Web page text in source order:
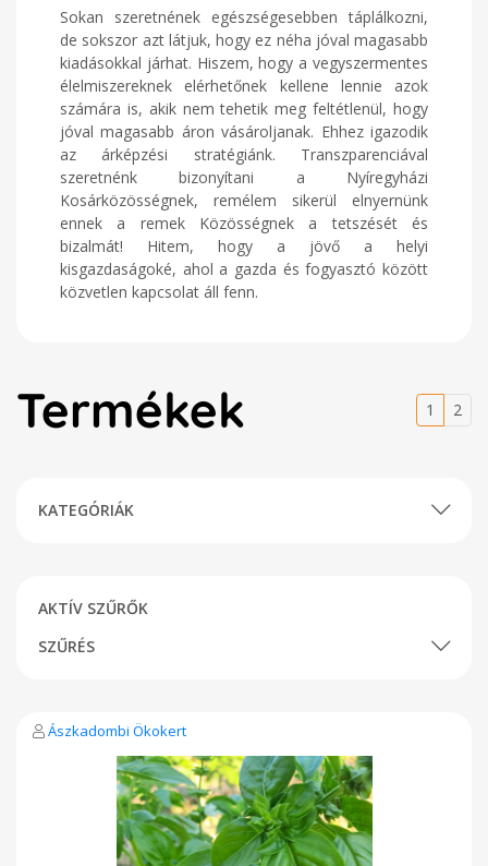
Sokan szeretnének egészségesebben táplálkozni,
de sokszor azt látjuk, hogy ez néha jóval magasabb
kiadásokkal járhat. Hiszem, hogy a vegyszermentes
élelmiszereknek elérhetőnek kellene lennie azok
számára is, akik nem tehetik meg feltétlenül, hogy
jóval magasabb áron vásároljanak. Ehhez igazodik
az árképzési stratégiánk. Transzparenciával
szeretnénk bizonyítani a Nyíregyházi
Kosárközösségnek, remélem sikerül elnyernünk
ennek a remek Közösségnek a tetszését és
bizalmát! Hitem, hogy a jövő a helyi
kisgazdaságoké, ahol a gazda és fogyasztó között
közvetlen kapcsolat áll fenn.
Termékek 1 2
KATEGÓRIÁK
AKTÍV SZŰRŐK
SZŰRÉS
Ászkadombi Ökokert